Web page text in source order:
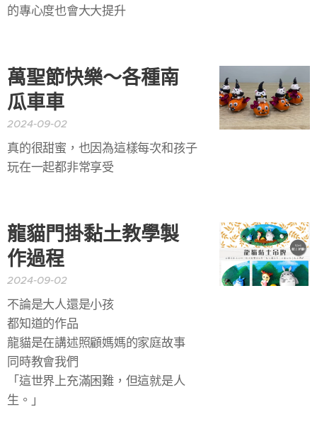
的專心度也會大大提升
萬聖節快樂～各種南
瓜車車
2024-09-02
真的很甜蜜，也因為這樣每次和孩子
玩在一起都非常享受
龍貓門掛黏土教學製
作過程
2024-09-02
不論是大人還是小孩
都知道的作品
龍貓是在講述照顧媽媽的家庭故事
同時教會我們
「這世界上充滿困難，但這就是人
生。」